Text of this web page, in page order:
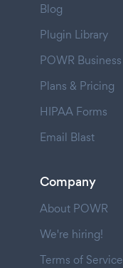
Blog
Plugin Library
POWR Business
Plans & Pricing
HIPAA Forms
Email Blast
Company
About POWR
We're hiring!
Terms of Service